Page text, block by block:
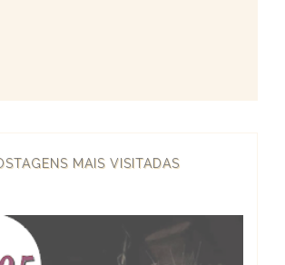
MAIS VISITADAS